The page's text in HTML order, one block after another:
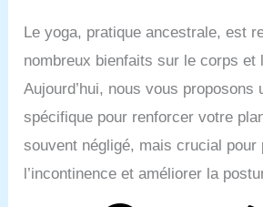
Le yoga, pratique ancestrale, est
nombreux bienfaits sur le corps et
Aujourd’hui, nous vous proposons
spécifique pour renforcer votre
souvent négligé, mais crucial pour
l’incontinence et améliorer la